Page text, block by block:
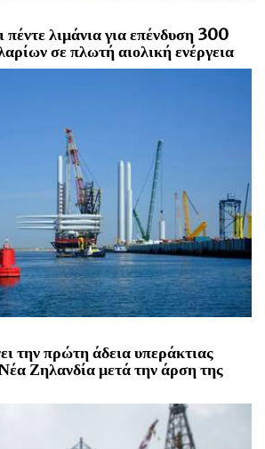
πέντε λιμάνια για επένδυση 300
σε πλωτή αιολική ενέργεια